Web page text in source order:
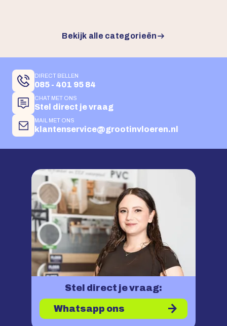
Bekijk alle categorieën
DIRECT BELLEN
085 - 401 95 84
CHAT MET ONS
Stel direct je vraag
MAIL MET ONS
klantenservice@grootinvloeren.nl
Stel direct je vraag:
Whatsapp ons